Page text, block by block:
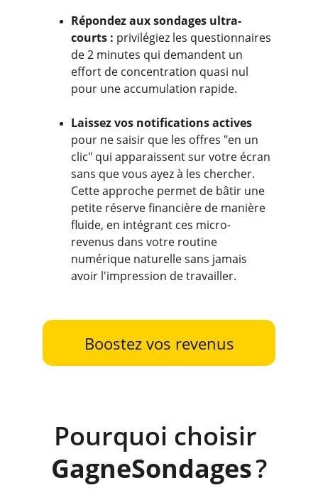
Répondez aux sondages ultra-
courts : privilégiez les questionnaires
de 2 minutes qui demandent un
effort de concentration quasi nul
pour une accumulation rapide.
Laissez vos notifications actives
pour ne saisir que les offres "en un
clic" qui apparaissent sur votre écran
sans que vous ayez à les chercher.
Cette approche permet de bâtir une
petite réserve financière de manière
fluide, en intégrant ces micro-
revenus dans votre routine
numérique naturelle sans jamais
avoir l'impression de travailler.
Boostez vos revenus
Pourquoi choisir
GagneSondages ?